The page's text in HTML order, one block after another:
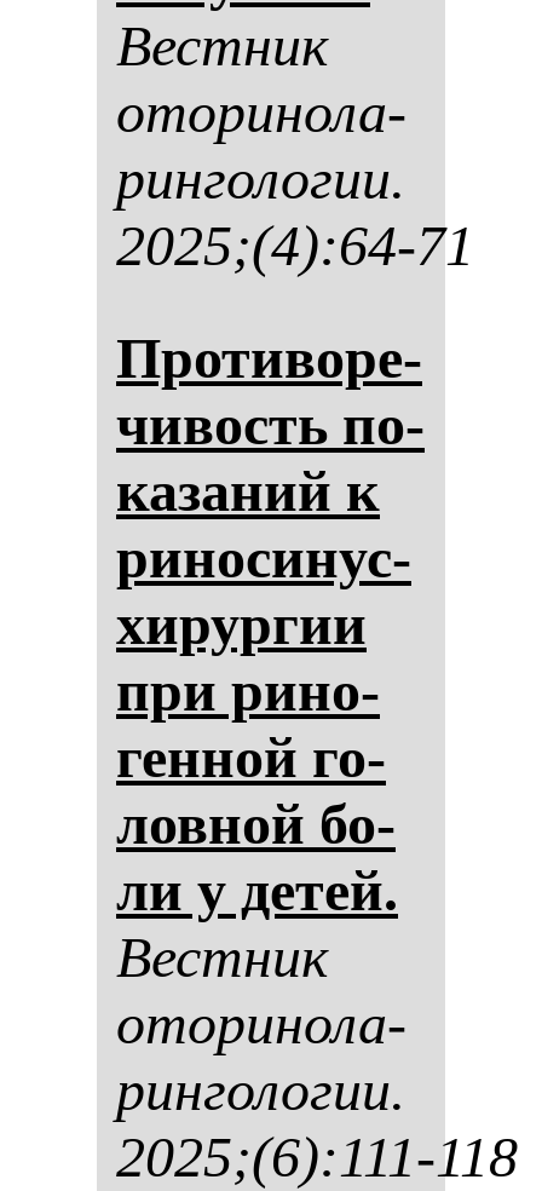
Вес­тник
ото­ри­но­ла­
рин­го­ло­гии.
2025;(4):64-71
Про­ти­во­ре­
чи­вость по­
ка­за­ний к
ри­но­си­нус­
хи­рур­гии
при ри­но­
ген­ной го­
лов­ной бо­
ли у де­тей.
Вес­тник
ото­ри­но­ла­
рин­го­ло­гии.
2025;(6):111-118